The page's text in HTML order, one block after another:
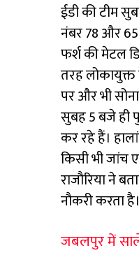
ईडी की टीम
नंबर 78 और
फर्श की मेटल
तरह लोकायुक्त
पर और भी
सुबह 5 बजे ही
कर रहे हैं।
किसी भी जांच
राजौरिया ने
नौकरी करता
जबलपुर में